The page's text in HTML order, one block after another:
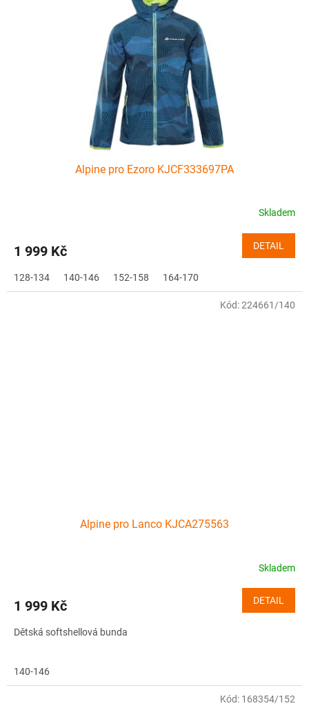
Alpine pro Ezoro KJCF333697PA
Skladem
1 999 Kč DETAIL
128-134 140-146 152-158 164-170
Alpine pro Lanco KJCA275563
Skladem
1 999 Kč DETAIL
Dětská softshellová bunda
140-146
Kód:224661/140
Kód: 168354/152